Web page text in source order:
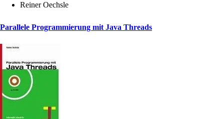
Reiner Oechsle
Parallele Programmierung mit Java Threads